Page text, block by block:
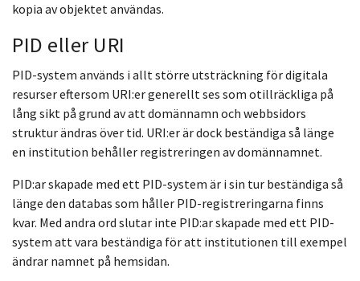
kopia av objektet användas.
PID eller URI
PID-system används i allt större utsträckning för digitala
resurser eftersom URI:er generellt ses som otillräckliga på
lång sikt på grund av att domännamn och webbsidors
struktur ändras över tid. URI:er är dock beständiga så länge
en institution behåller registreringen av domännamnet.
PID:ar skapade med ett PID-system är i sin tur beständiga så
länge den databas som håller PID-registreringarna finns
kvar. Med andra ord slutar inte PID:ar skapade med ett PID-
system att vara beständiga för att institutionen till exempel
ändrar namnet på hemsidan.